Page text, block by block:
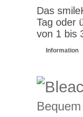
Das
Tag oder
von 1 bis
Information